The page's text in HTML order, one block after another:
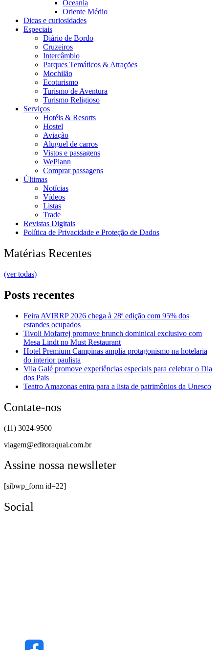
Oceania
Oriente Médio
Dicas e curiosidades
Especiais
Diário de Bordo
Cruzeiros
Intercâmbio
Parques Temáticos & Atrações
Mochilão
Ecoturismo
Turismo de Aventura
Turismo Religioso
Serviços
Hotéis & Resorts
Hostel
Aviação
Aluguel de carros
Vistos e passagens
WePlann
Comprar passagens
Últimas
Notícias
Vídeos
Listas
Trade
Revistas Digitais
Política de Privacidade e Proteção de Dados
Matérias Recentes
(ver todas)
Posts recentes
Feira AVIRRP 2026 chega à 28ª edição com 95% dos
estandes ocupados
Tivoli Mofarrej promove brunch dominical exclusivo com
Mesa Lindt no Must Restaurant
Hotel Premium Campinas amplia protagonismo na hotelaria
do interior paulista
Vila Galé promove experiências especiais para celebrar o Dia
dos Pais
Teatro Amazonas entra para a lista de patrimônios da Unesco
Contate-nos
(11) 3024-9500
viagem@editoraqual.com.br
Assine nossa newslleter
[sibwp_form id=22]
Social